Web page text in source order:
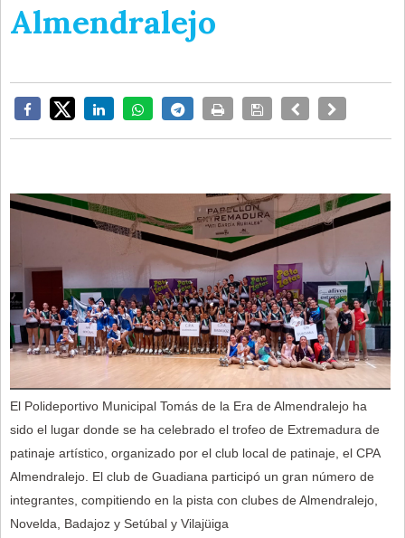
Almendralejo
El Polideportivo Municipal Tomás de la Era de Almendralejo ha
sido el lugar donde se ha celebrado el trofeo de Extremadura de
patinaje artístico, organizado por el club local de patinaje, el CPA
Almendralejo. El club de Guadiana participó un gran número de
integrantes, compitiendo en la pista con clubes de Almendralejo,
Novelda, Badajoz y Setúbal y Vilajüiga